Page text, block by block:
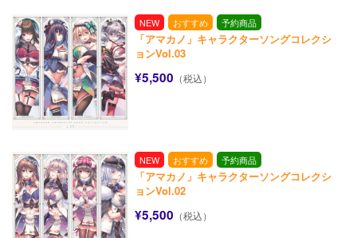
NEW おすすめ 予約商品
「アマカノ」キャラクターソングコレクシ
ョンVol.03
¥5,500 （税込）
NEW おすすめ 予約商品
「アマカノ」キャラクターソングコレクシ
ョンVol.02
¥5,500 （税込）